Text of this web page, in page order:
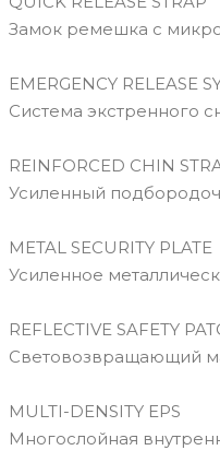
Замок ремешка с
EMERGENCY RELEASE
Cистема экстренного
REINFORCED CHIN
Усиленный
METAL SECURITY PLATE
Усиленное
REFLECTIVE SAFETY
Световозвращающий
MULTI-DENSITY EPS
Многослойная